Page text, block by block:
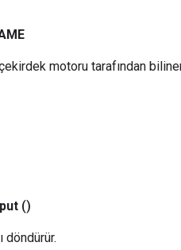
motoru tarafından
()
döndürür.